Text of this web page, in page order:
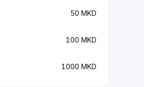
50 MKD
100 MKD
1000 MKD